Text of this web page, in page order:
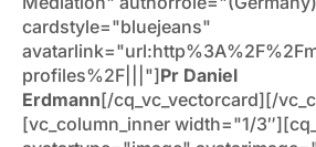
cardstyle="bluejeans"
profiles%2F|||"]Pr Daniel
Erdmann[/cq_vc_vectorcard][/
[vc_column_inner width="1/